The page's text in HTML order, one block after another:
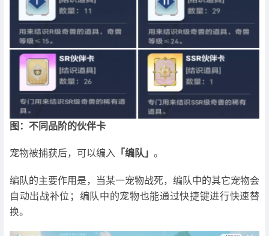
图：不同品阶的伙伴卡
宠物被捕获后，可以编入 「编队」 。
编队的主要作用是，当某一宠物战死，编队中的其它宠物会
自动出战补位；编队中的宠物也能通过快捷键进行快速替
换。